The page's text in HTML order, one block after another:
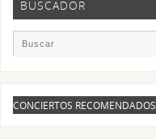
BUSCADOR
CONCIERTOS RECOMENDADOS